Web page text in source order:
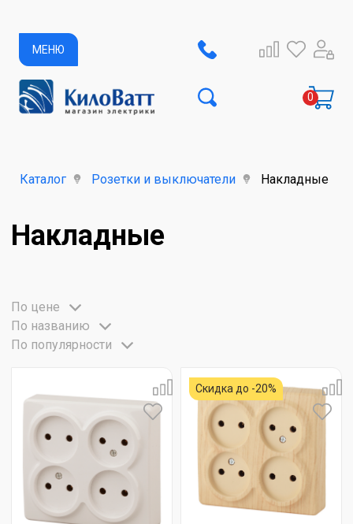
МЕНЮ
Каталог Розетки и выключатели Накладные
Накладные
По цене
По названию
По популярности
Скидка до -20%